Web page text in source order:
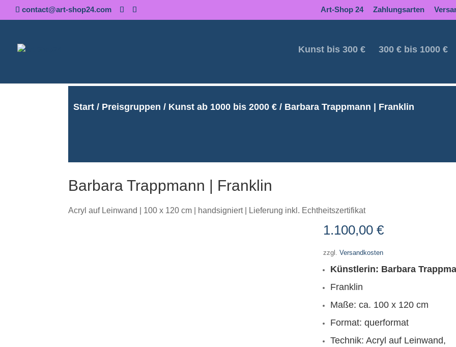
contact@art-shop24.com Art-Shop 24 Zahlungsarten
Kunst bis 300 € 300 € bis 1000 €
Start / Preisgruppen / Kunst ab 1000 bis 2000 € / Barbara Trappmann | Franklin
Barbara Trappmann | Franklin
Acryl auf Leinwand | 100 x 120 cm | handsigniert | Lieferung inkl. Echtheitszertifikat
1.100,00€
zzgl.Versandkosten
Künstlerin: Barbara
Franklin
Maße: ca. 100 x 120 cm
Format: querformat
Technik: Acryl auf Leinwand,